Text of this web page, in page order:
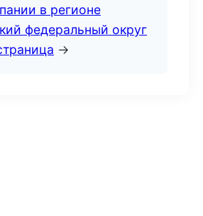
в регионе
федеральный округ
→